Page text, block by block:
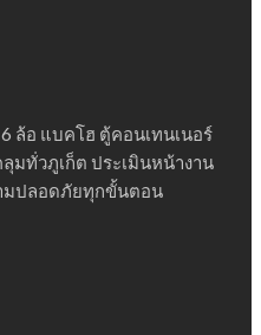
ล้อ แบคโฮ ตู้คอนเทนเนอร์
มทั่วภูเก็ต ประเมินหน้างาน
มปลอดภัยทุกขั้นตอน